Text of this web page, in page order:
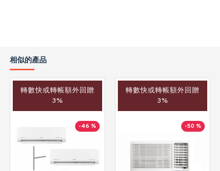
相似的產品
轉數快或轉帳額外回贈
3%
-46 %
轉數快或轉帳額外回贈
3%
-50 %